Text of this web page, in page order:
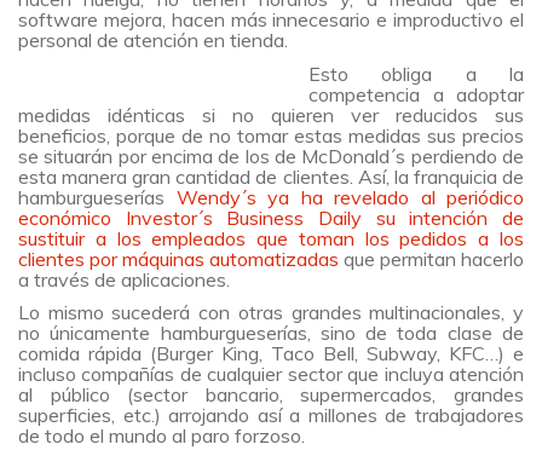
software mejora, hacen más innecesario e improductivo el
personal de atención en tienda.
Esto obliga a la
competencia a adoptar
medidas idénticas si no quieren ver reducidos sus
beneficios, porque de no tomar estas medidas sus precios
se situarán por encima de los de McDonald´s perdiendo de
esta manera gran cantidad de clientes. Así, la franquicia de
hamburgueserías Wendy´s ya ha revelado al periódico
económico Investor´s Business Daily su intención de
sustituir a los empleados que toman los pedidos a los
clientes por máquinas automatizadas que permitan hacerlo
a través de aplicaciones.
Lo mismo sucederá con otras grandes multinacionales, y
no únicamente hamburgueserías, sino de toda clase de
comida rápida (Burger King, Taco Bell, Subway, KFC…) e
incluso compañías de cualquier sector que incluya atención
al público (sector bancario, supermercados, grandes
superficies, etc.) arrojando así a millones de trabajadores
de todo el mundo al paro forzoso.